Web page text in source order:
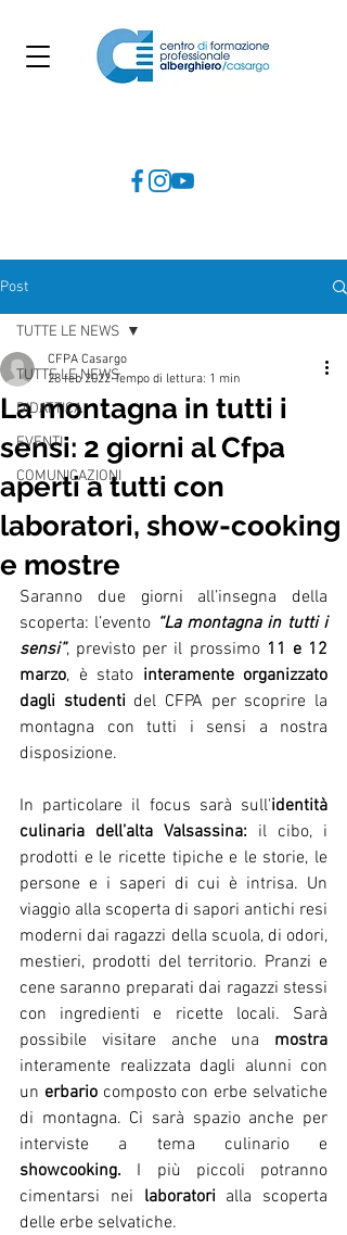
Post
TUTTE LE NEWS
DIDATTICA
EVENTI
COMUNICAZIONI
TUTTE LE NEWS
La montagna in tutti i
sensi: 2 giorni al Cfpa
aperti a tutti con
laboratori, show-cooking
e mostre
CFPA Casargo
28 feb 2022 Tempo di lettura: 1 min
Saranno due giorni all’insegna della
scoperta: l’evento “La montagna in tutti i
sensi”, previsto per il prossimo 11 e 12
marzo, è stato interamente organizzato
dagli studenti del CFPA per scoprire la
montagna con tutti i sensi a nostra
disposizione.
In particolare il focus sarà sull'identità
culinaria dell’alta Valsassina: il cibo, i
prodotti e le ricette tipiche e le storie, le
persone e i saperi di cui è intrisa. Un
viaggio alla scoperta di sapori antichi resi
moderni dai ragazzi della scuola, di odori,
mestieri, prodotti del territorio. Pranzi e
cene saranno preparati dai ragazzi stessi
con ingredienti e ricette locali. Sarà
possibile visitare anche una mostra
interamente realizzata dagli alunni con
un erbario composto con erbe selvatiche
di montagna. Ci sarà spazio anche per
showcooking. I più piccoli potranno
cimentarsi nei laboratori alla scoperta
delle erbe selvatiche.